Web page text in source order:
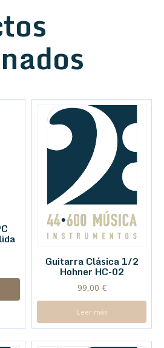
Guitarra Clásica 1/2
Hohner HC-02
99,00 €
Leer más